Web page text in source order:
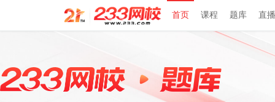
首页 课程 题库 直